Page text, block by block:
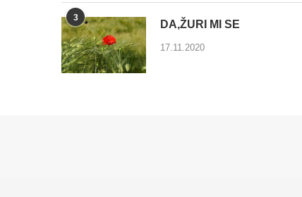
3
DA,ŽURI MI SE
17.11.2020